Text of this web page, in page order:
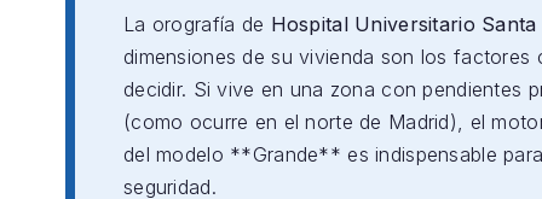
La orografía de Hospital Universitario Santa
dimensiones de su vivienda son los factores
decidir. Si vive en una zona con pendientes
(como ocurre en el norte de Madrid), el
del modelo **Grande** es indispensable
seguridad.